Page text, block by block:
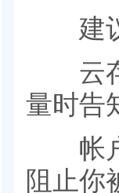
建议
云存
量时告
帐户
阻止你